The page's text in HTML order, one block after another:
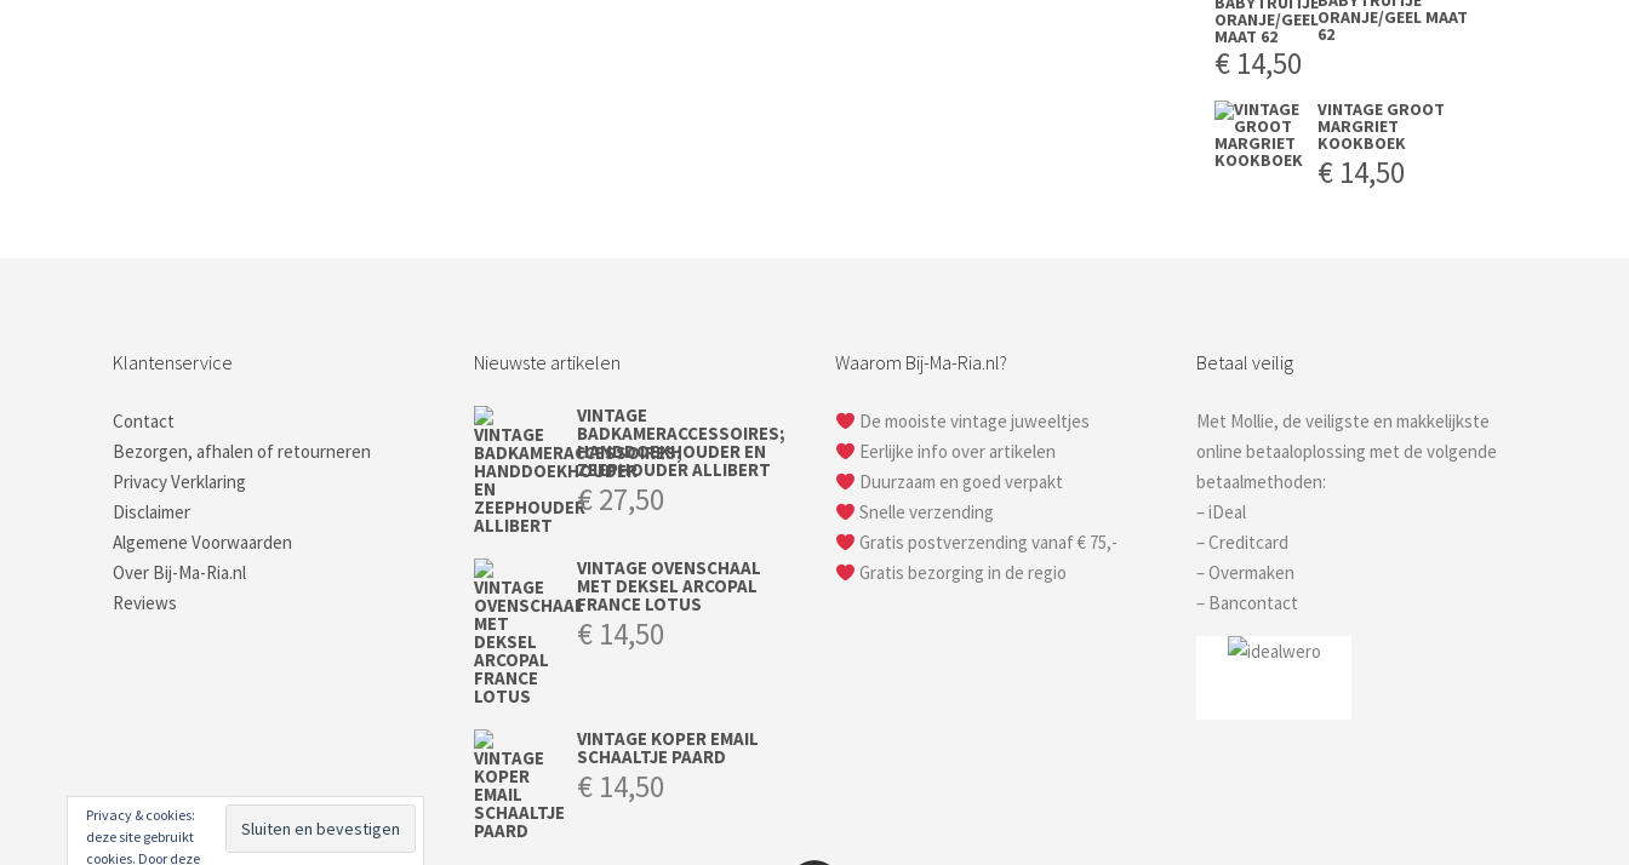
ORANJE/GEEL MAAT
62
€ 14,50
VINTAGE GROOT
MARGRIET
KOOKBOEK
€ 14,50
Klantenservice
Contact
Bezorgen, afhalen of retourneren
Privacy Verklaring
Disclaimer
Algemene Voorwaarden
Over Bij-Ma-Ria.nl
Reviews
Nieuwste artikelen
VINTAGE
BADKAMERACCESSOIRES;
HANDDOEKHOUDER EN
ZEEPHOUDER ALLIBERT
€27,50
VINTAGE OVENSCHAAL
MET DEKSEL ARCOPAL
FRANCE LOTUS
€ 14,50
VINTAGE KOPER EMAIL
SCHAALTJE PAARD
€ 14,50
Waarom Bij-Ma-Ria.nl?
De mooiste vintage juweeltjes
Eerlijke info over artikelen
Duurzaam en goed verpakt
Snelle verzending
Gratis postverzending vanaf € 75,-
Gratis bezorging in de regio
Betaal veilig
Met Mollie, de veiligste en makkelijkste
online betaaloplossing met de volgende
betaalmethoden:
– iDeal
– Creditcard
– Overmaken
– Bancontact
Privacy & cookies:
deze site gebruikt
cookies. Door deze